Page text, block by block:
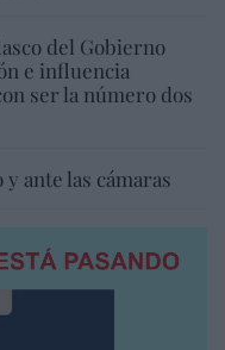
del Gobierno
e influencia
ser la número dos
ante las cámaras